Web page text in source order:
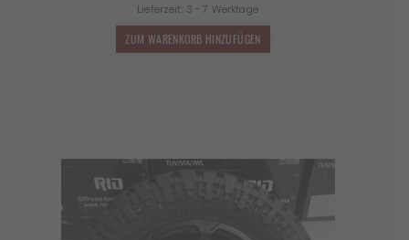
war:
1.850,00 €
Lieferzeit: 3 - 7 Werktage
ZUM WARENKORB HINZUFÜGEN